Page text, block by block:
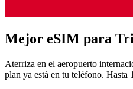
Mejor eSIM para
Aterriza en el aeropuerto
plan ya está en tu teléfono. Hasta